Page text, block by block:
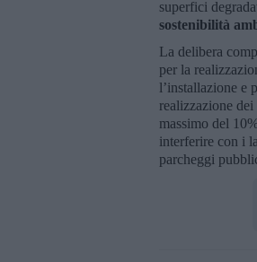
superfici
sostenibilità
La delibera
per la
l’installazione e
realizzazione
massimo del
interferire con i
parcheggi